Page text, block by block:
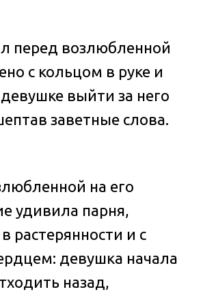
перед возлюбленной
с кольцом в руке и
выйти за него
заветные слова.
на его
удивила парня,
растерянности и с
девушка начала
назад,